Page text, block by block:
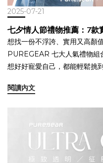
活動族群 ✔️ 重度使用 3C 的
粉推薦：D3O 防衝擊玻璃貼市
貼，但真正通過實測、兼顧美
貼系列✨ 四大功能款式：亮面
最新 iPhone 17 系列✨ 軍規
購 PUREGEAR D3O 防衝擊
表面玻璃依舊保持高透光與靈
摔殼嗎？ A：建議搭配。保護
更全面。 👉 查看全系列
2025-07-21
七夕情人節禮物推薦：7款
想找一份不浮誇、實用又高顏
PUREGEAR 七大人氣禮物組
想好好寵愛自己，都能輕鬆挑
禮物幫你開口。今年七夕情人
誇、不矯情，實用又貼心，天
周邊的品牌 PUREGEAR 普
也用得安心。🧐 七夕禮物怎
閱讀內文